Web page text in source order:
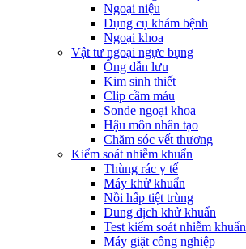
Ngoại niệu
Dụng cụ khám bệnh
Ngoại khoa
Vật tư ngoại ngực bụng
Ống dẫn lưu
Kim sinh thiết
Clip cầm máu
Sonde ngoại khoa
Hậu môn nhân tạo
Chăm sóc vết thương
Kiểm soát nhiễm khuẩn
Thùng rác y tế
Máy khử khuẩn
Nồi hấp tiệt trùng
Dung dịch khử khuẩn
Test kiểm soát nhiễm khuẩn
Máy giặt công nghiệp